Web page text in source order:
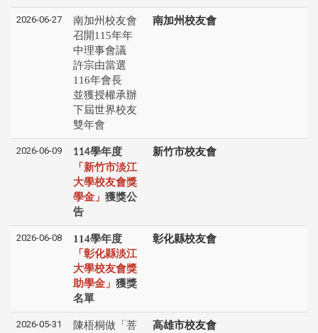
2026-06-27
南加州校友會
召開115年年
中理事會議
許宗由當選
116年會長
並獲授權承辦
下屆世界校友
雙年會
南加州校友會
2026-06-09 114學年度
「新竹市淡江
大學校友會獎
學金」 獲獎公
告
新竹市校友會
2026-06-08
114學年度
「彰化縣淡江
大學校友會獎
助學金」 獲獎
名單
彰化縣校友會
2026-05-31
陳梧桐做「菩
高雄市校友會